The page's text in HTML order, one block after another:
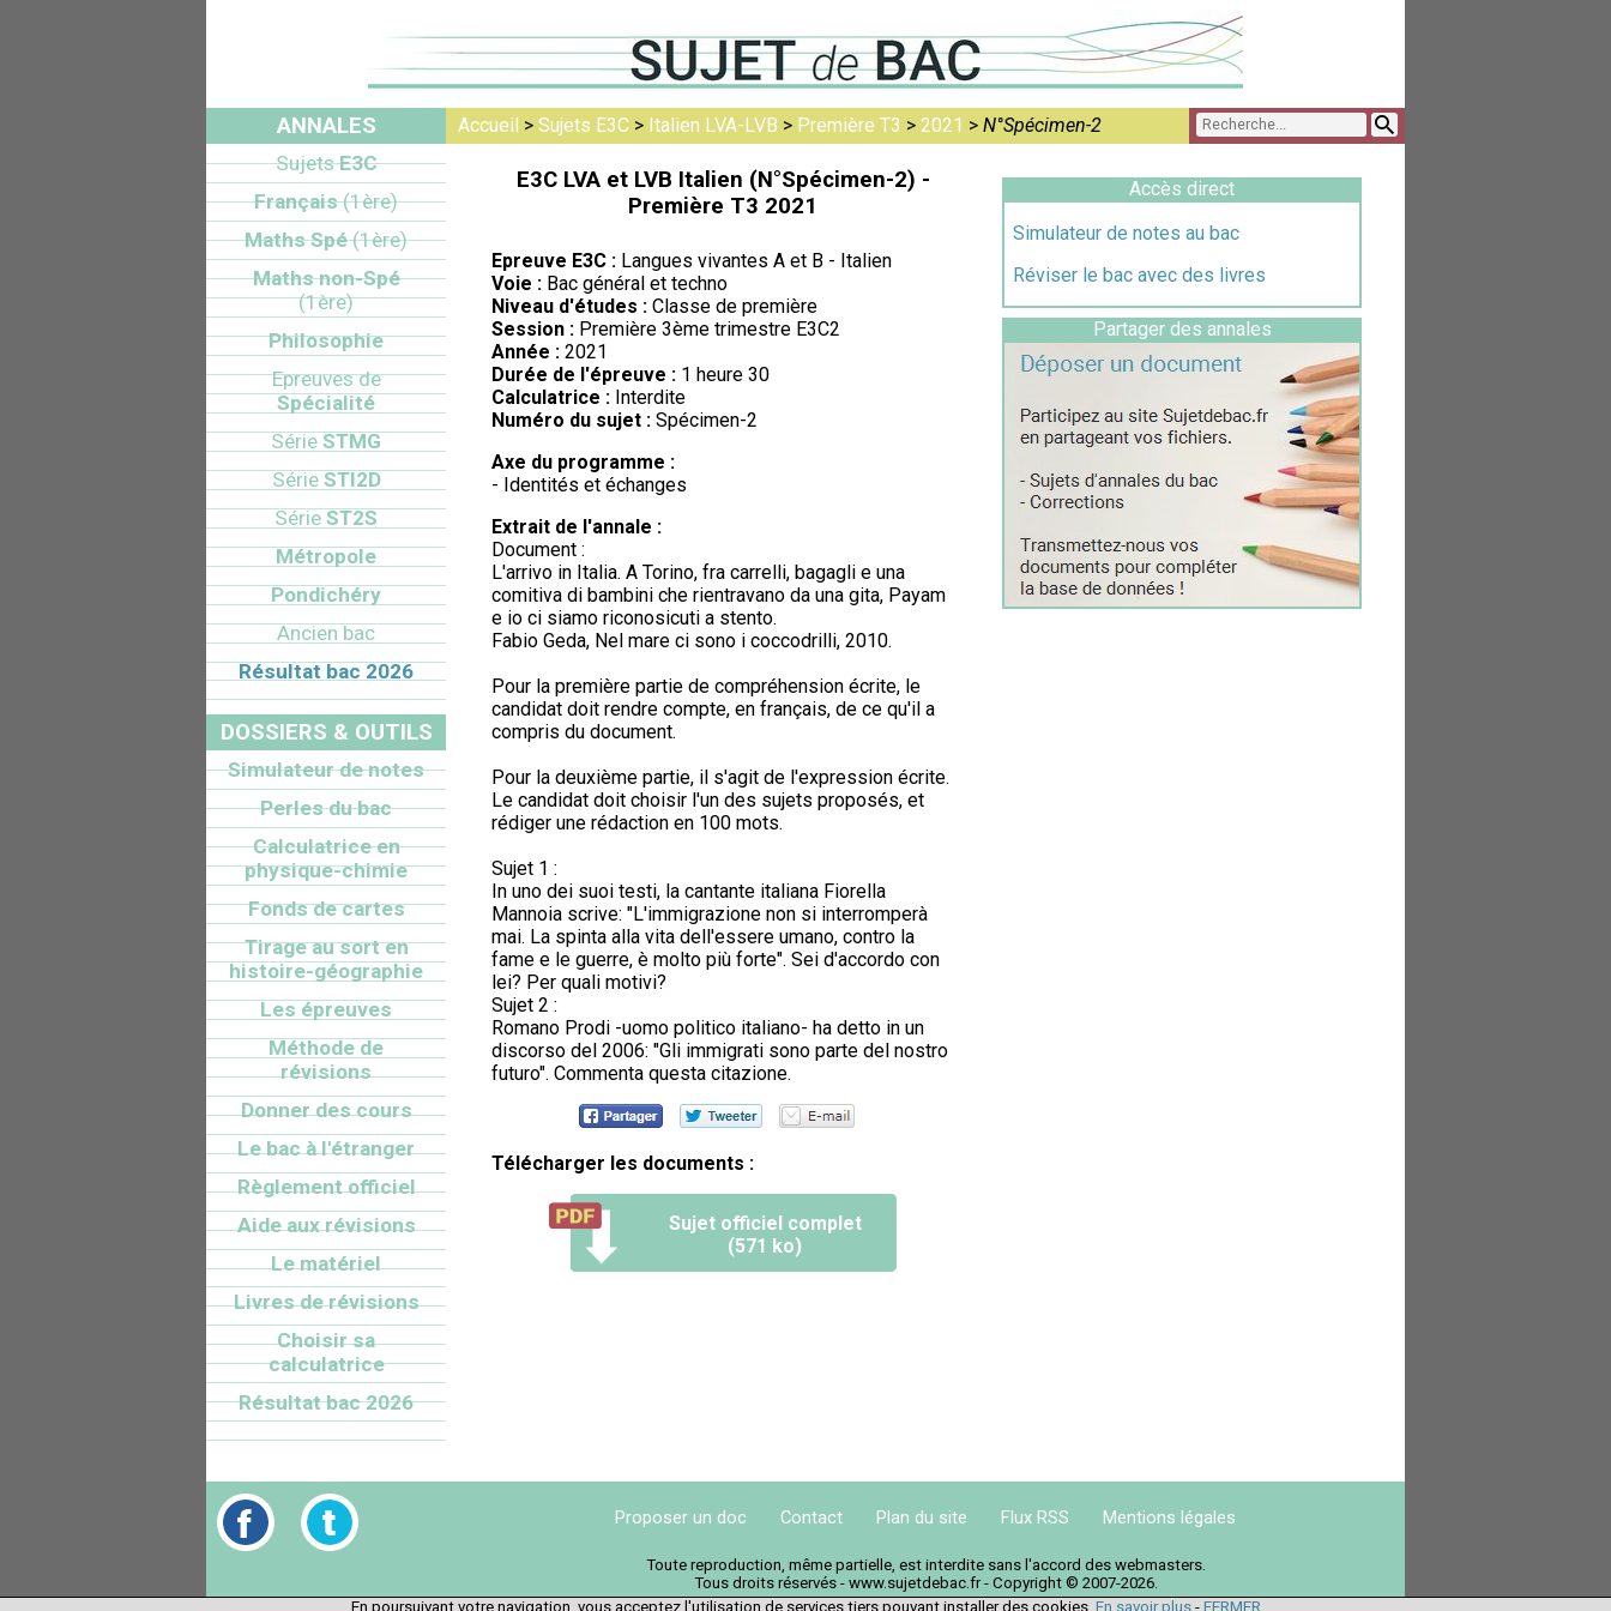
Accueil > Sujets E3C > Italien LVA-LVB > Première T3 > 2021 > N°Spécimen-2
E3C LVA et LVB Italien (N°Spécimen-2) -
Première T3 2021
Epreuve E3C : Langues vivantes A et B - Italien
Voie : Bac général et techno
Niveau d'études : Classe de première
Session : Première 3ème trimestre E3C2
Année : 2021
Durée de l'épreuve : 1 heure 30
Calculatrice : Interdite
Numéro du sujet : Spécimen-2
Axe du programme :
- Identités et échanges
Extrait de l'annale :
Document :
L'arrivo in Italia. A Torino, fra carrelli, bagagli e una
comitiva di bambini che rientravano da una gita, Payam
e io ci siamo riconosicuti a stento.
Fabio Geda, Nel mare ci sono i coccodrilli, 2010.
Pour la première partie de compréhension écrite, le
candidat doit rendre compte, en français, de ce qu'il a
compris du document.
Pour la deuxième partie, il s'agit de l'expression écrite.
Le candidat doit choisir l'un des sujets proposés, et
rédiger une rédaction en 100 mots.
Sujet 1 :
In uno dei suoi testi, la cantante italiana Fiorella
Mannoia scrive: "L'immigrazione non si interromperà
mai. La spinta alla vita dell'essere umano, contro la
fame e le guerre, è molto più forte". Sei d'accordo con
lei? Per quali motivi?
Sujet 2 :
Romano Prodi -uomo politico italiano- ha detto in un
discorso del 2006: "Gli immigrati sono parte del nostro
futuro". Commenta questa citazione.
Télécharger les documents :
Sujet officiel complet
(571 ko)
Accès direct
Simulateur de notes au bac
Réviser le bac avec des livres
Partager des annales
ANNALES
SujetsE3C
Français(1ère)
Maths Spé(1ère)
Maths non-Spé
(1ère)
Philosophie
Epreuves de
Spécialité
Série STMG
SérieSTI2D
Série ST2S
Métropole
Pondichéry
Ancien bac
Résultat bac 2026
DOSSIERS & OUTILS
Simulateur de notes
Perles du bac
Calculatrice en
physique-chimie
Fonds de cartes
Tirage au sort en
histoire-géographie
Les épreuves
Méthode de
révisions
Donner des cours
Le bac à l'étranger
Règlement officiel
Aide aux révisions
Le matériel
Livres de révisions
Choisir sa
calculatrice
Résultat bac 2026
Proposer un doc Contact Plan du site Flux RSS Mentions légales
Toute reproduction, même partielle, est interdite sans l'accord des webmasters.
Tous droits réservés - www.sujetdebac.fr - Copyright © 2007-2026.
En poursuivant votre navigation, vous acceptez l'utilisation de services tiers pouvant installer des cookies. En savoir plus- FERMER